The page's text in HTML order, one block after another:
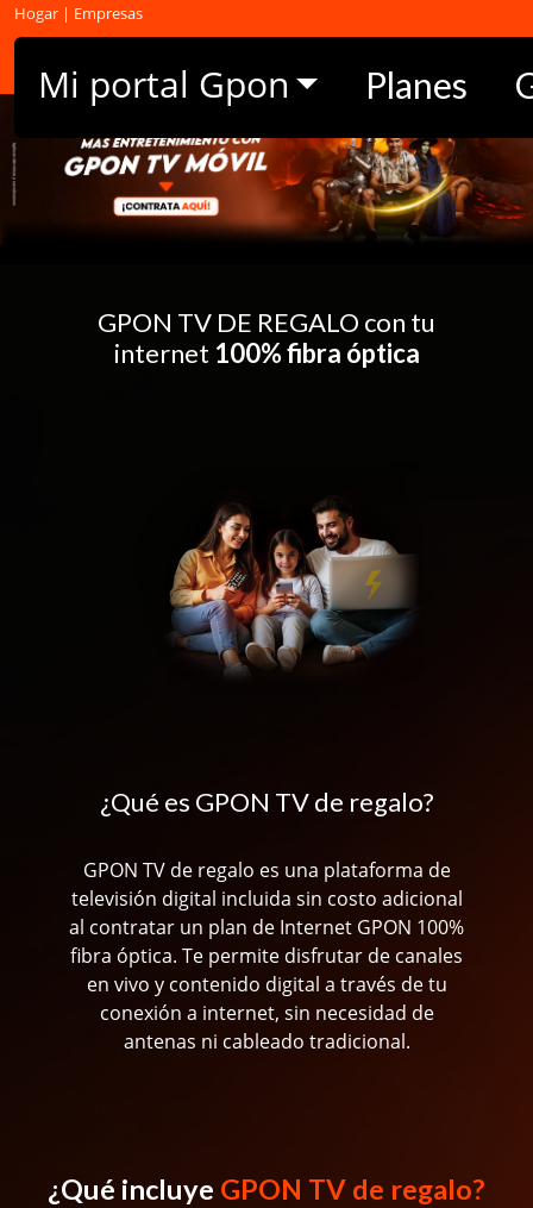
Hogar | Empresas
Mi portal Gpon Planes
(01) 510 1900
GPON TV DE REGALO con tu
internet 100% fibra óptica
¿Qué es GPON TV de regalo?
GPON TV de regalo es una plataforma de
televisión digital incluida sin costo adicional
al contratar un plan de Internet GPON 100%
fibra óptica. Te permite disfrutar de canales
en vivo y contenido digital a través de tu
conexión a internet, sin necesidad de
antenas ni cableado tradicional.
¿Qué incluye GPON TV de regalo?